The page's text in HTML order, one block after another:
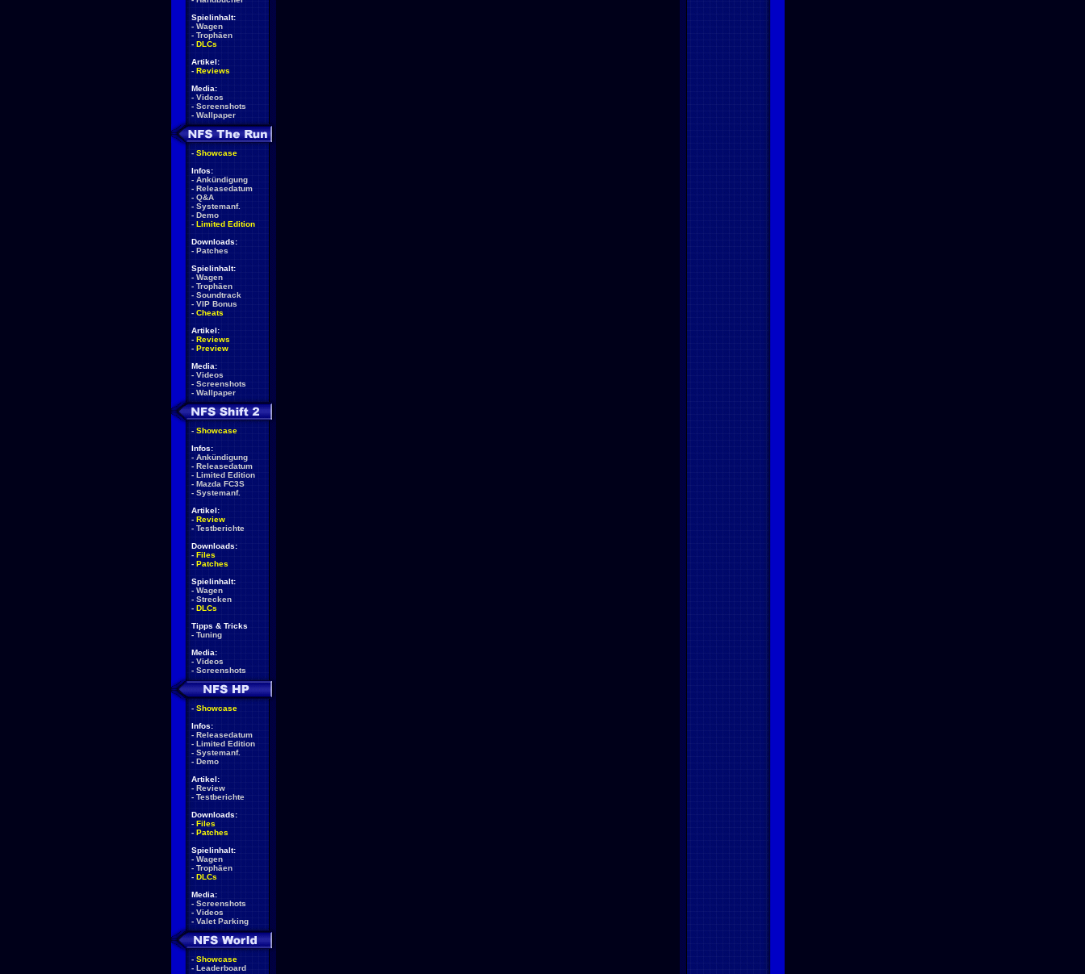
Spielinhalt:
- Wagen
- Trophäen
- DLCs
Artikel:
- Reviews
Media:
- Videos
- Screenshots
- Wallpaper
- Showcase
Infos:
- Ankündigung
- Releasedatum
- Q&A
- Systemanf.
- Demo
- Limited Edition
Downloads:
- Patches
Spielinhalt:
- Wagen
- Trophäen
- Soundtrack
- VIP Bonus
- Cheats
Artikel:
- Reviews
- Preview
Media:
- Videos
- Screenshots
- Wallpaper
- Showcase
Infos:
- Ankündigung
- Releasedatum
- Limited Edition
- Mazda FC3S
- Systemanf.
Artikel:
- Review
- Testberichte
Downloads:
- Files
- Patches
Spielinhalt:
- Wagen
- Strecken
- DLCs
Tipps & Tricks
- Tuning
Media:
- Videos
- Screenshots
- Showcase
Infos:
- Releasedatum
- Limited Edition
- Systemanf.
- Demo
Artikel:
- Review
- Testberichte
Downloads:
- Files
- Patches
Spielinhalt:
- Wagen
- Trophäen
- DLCs
Media:
- Screenshots
- Videos
- Valet Parking
- Showcase
- Leaderboard